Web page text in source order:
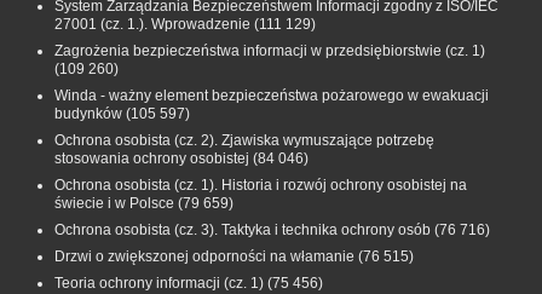
System Zarządzania Bezpieczeństwem Informacji zgodny z ISO/IEC
27001 (cz. 1.). Wprowadzenie (111 129)
Zagrożenia bezpieczeństwa informacji w przedsiębiorstwie (cz. 1)
(109 260)
Winda - ważny element bezpieczeństwa pożarowego w ewakuacji
budynków (105 597)
Ochrona osobista (cz. 2). Zjawiska wymuszające potrzebę
stosowania ochrony osobistej (84 046)
Ochrona osobista (cz. 1). Historia i rozwój ochrony osobistej na
świecie i w Polsce (79 659)
Ochrona osobista (cz. 3). Taktyka i technika ochrony osób (76 716)
Drzwi o zwiększonej odporności na włamanie (76 515)
Teoria ochrony informacji (cz. 1) (75 456)